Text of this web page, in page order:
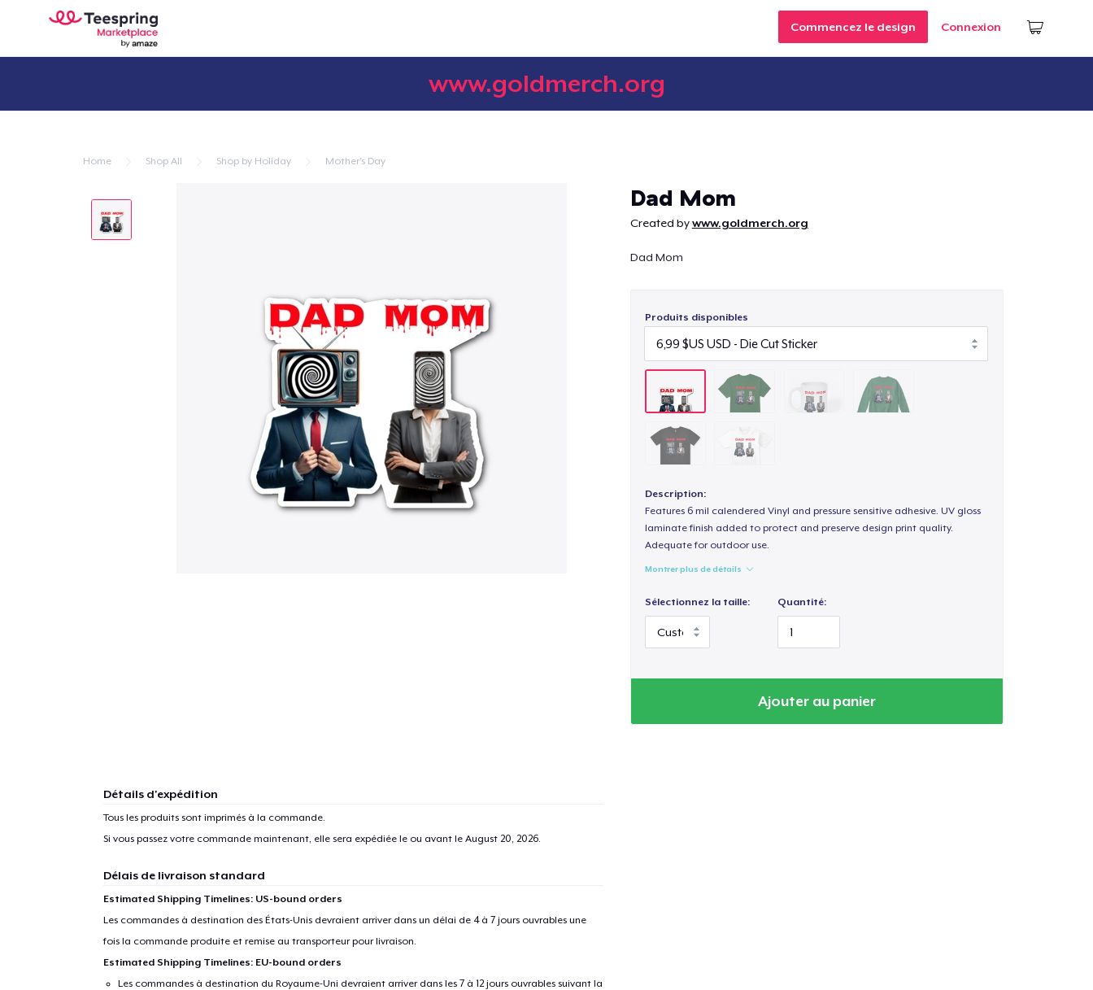
Commencez le design Connexion
www.goldmerch.org
Home Shop All Shop by Holiday Mother's Day
Dad Mom
Created bywww.goldmerch.org
Dad Mom
Produits disponibles
Description:
Features 6 mil calendered Vinyl and pressure sensitive adhesive. UV gloss
laminate finish added to protect and preserve design print quality.
Adequate for outdoor use.
Montrer plus de détails
Sélectionnez la taille: Quantité:
Ajouter au panier
Détails d'expédition
Tous les produits sont imprimés à la commande.
Si vous passez votre commande maintenant, elle sera expédiée le ou avant le August 20, 2026.
Délais de livraison standard
Estimated Shipping Timelines: US-bound orders
Les commandes à destination des États-Unis devraient arriver dans un délai de 4 à 7 jours ouvrables une
fois la commande produite et remise au transporteur pour livraison.
Estimated Shipping Timelines: EU-bound orders
Les commandes à destination du Royaume-Uni devraient arriver dans les 7 à 12 jours ouvrables suivant la